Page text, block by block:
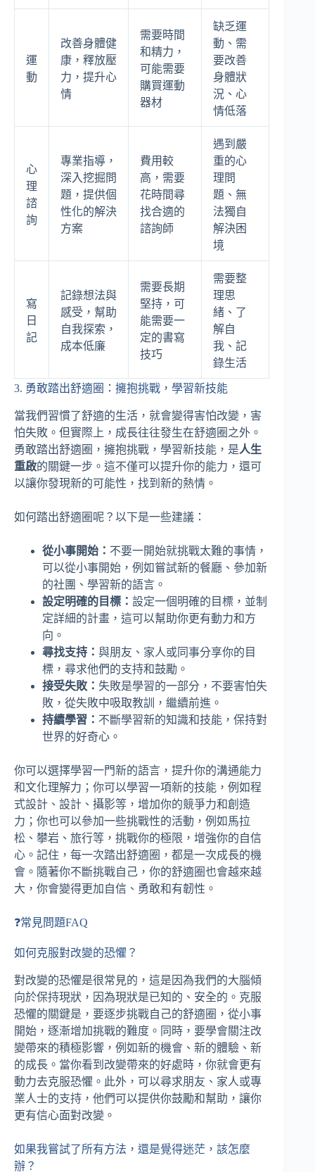
運
動
改善身體健
康，釋放壓
力，提升心
情
需要時間
和精力，
可能需要
購買運動
器材
缺乏運
動、需
要改善
身體狀
況、心
情低落
心
理
諮
詢
專業指導，
深入挖掘問
題，提供個
性化的解決
方案
費用較
高，需要
花時間尋
找合適的
諮詢師
遇到嚴
重的心
理問
題、無
法獨自
解決困
境
寫
日
記
記錄想法與
感受，幫助
自我探索，
成本低廉
需要長期
堅持，可
能需要一
定的書寫
技巧
需要整
理思
緒、了
解自
我、記
錄生活
3. 勇敢踏出舒適圈：擁抱挑戰，學習新技能
當我們習慣了舒適的生活，就會變得害怕改變，害
怕失敗。但實際上，成長往往發生在舒適圈之外。
勇敢踏出舒適圈，擁抱挑戰，學習新技能，是人生
重啟的關鍵一步。這不僅可以提升你的能力，還可
以讓你發現新的可能性，找到新的熱情。
如何踏出舒適圈呢？以下是一些建議：
從小事開始： 不要一開始就挑戰太難的事情，
可以從小事開始，例如嘗試新的餐廳、參加新
的社團、學習新的語言。
設定明確的目標： 設定一個明確的目標，並制
定詳細的計畫，這可以幫助你更有動力和方
向。
尋找支持： 與朋友、家人或同事分享你的目
標，尋求他們的支持和鼓勵。
接受失敗： 失敗是學習的一部分，不要害怕失
敗，從失敗中吸取教訓，繼續前進。
持續學習： 不斷學習新的知識和技能，保持對
世界的好奇心。
你可以選擇學習一門新的語言，提升你的溝通能力
和文化理解力；你可以學習一項新的技能，例如程
式設計、設計、攝影等，增加你的競爭力和創造
力；你也可以參加一些挑戰性的活動，例如馬拉
松、攀岩、旅行等，挑戰你的極限，增強你的自信
心。記住，每一次踏出舒適圈，都是一次成長的機
會。隨著你不斷挑戰自己，你的舒適圈也會越來越
大，你會變得更加自信、勇敢和有韌性。
❓常見問題FAQ
如何克服對改變的恐懼？
對改變的恐懼是很常見的，這是因為我們的大腦傾
向於保持現狀，因為現狀是已知的、安全的。克服
恐懼的關鍵是，要逐步挑戰自己的舒適圈，從小事
開始，逐漸增加挑戰的難度。同時，要學會關注改
變帶來的積極影響，例如新的機會、新的體驗、新
的成長。當你看到改變帶來的好處時，你就會更有
動力去克服恐懼。此外，可以尋求朋友、家人或專
業人士的支持，他們可以提供你鼓勵和幫助，讓你
更有信心面對改變。
如果我嘗試了所有方法，還是覺得迷茫，該怎麼
辦？